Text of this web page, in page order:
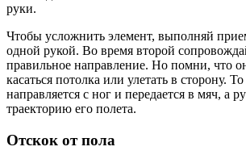
руки.
Чтобы усложнить элемент, выполняй
одной рукой. Во время второй
правильное направление. Но помни, что
касаться потолка или улетать в сторону. То
направляется с ног и передается в мяч, а
траекторию его полета.
Отскок от пола